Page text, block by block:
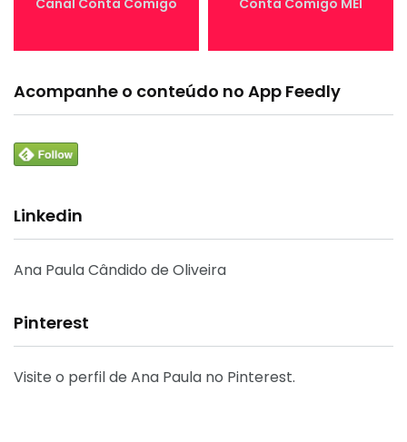
Acompanhe o conteúdo no App Feedly
Linkedin
Ana Paula Cândido de Oliveira
Pinterest
Visite o perfil de Ana Paula no Pinterest.